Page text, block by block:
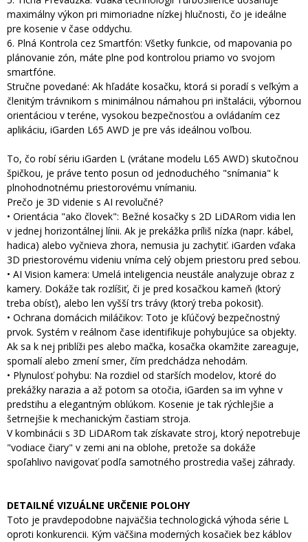
maximálny výkon pri mimoriadne nízkej hlučnosti, čo je ideálne
pre kosenie v čase oddychu.
6. Plná Kontrola cez Smartfón: Všetky funkcie, od mapovania po
plánovanie zón, máte plne pod kontrolou priamo vo svojom
smartfóne.
Stručne povedané: Ak hľadáte kosačku, ktorá si poradí s veľkým a
členitým trávnikom s minimálnou námahou pri inštalácii, výbornou
orientáciou v teréne, vysokou bezpečnosťou a ovládaním cez
aplikáciu, iGarden L65 AWD je pre vás ideálnou voľbou.
To, čo robí sériu iGarden L (vrátane modelu L65 AWD) skutočnou
špičkou, je práve tento posun od jednoduchého "snímania" k
plnohodnotnému priestorovému vnímaniu.
Prečo je 3D videnie s AI revolučné?
• Orientácia "ako človek": Bežné kosačky s 2D LiDARom vidia len
v jednej horizontálnej línii. Ak je prekážka príliš nízka (napr. kábel,
hadica) alebo vyčnieva zhora, nemusia ju zachytiť. iGarden vďaka
3D priestorovému videniu vníma celý objem priestoru pred sebou.
• AI Vision kamera: Umelá inteligencia neustále analyzuje obraz z
kamery. Dokáže tak rozlíšiť, či je pred kosačkou kameň (ktorý
treba obísť), alebo len vyšší trs trávy (ktorý treba pokosiť).
• Ochrana domácich miláčikov: Toto je kľúčový bezpečnostný
prvok. Systém v reálnom čase identifikuje pohybujúce sa objekty.
Ak sa k nej priblíži pes alebo mačka, kosačka okamžite zareaguje,
spomalí alebo zmení smer, čím predchádza nehodám.
• Plynulosť pohybu: Na rozdiel od starších modelov, ktoré do
prekážky narazia a až potom sa otočia, iGarden sa im vyhne v
predstihu a elegantným oblúkom. Kosenie je tak rýchlejšie a
šetrnejšie k mechanickým častiam stroja.
V kombinácii s 3D LiDARom tak získavate stroj, ktorý nepotrebuje
"vodiace čiary" v zemi ani na oblohe, pretože sa dokáže
spoľahlivo navigovať podľa samotného prostredia vašej záhrady.
DETAILNÉ VIZUÁLNE URČENIE POLOHY
Toto je pravdepodobne najväčšia technologická výhoda série L
oproti konkurencii. Kým väčšina moderných kosačiek bez káblov